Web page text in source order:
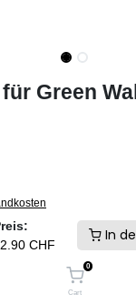
CHF
In
0
Cart
Green
Zollgebühren. Ab
IN DEN